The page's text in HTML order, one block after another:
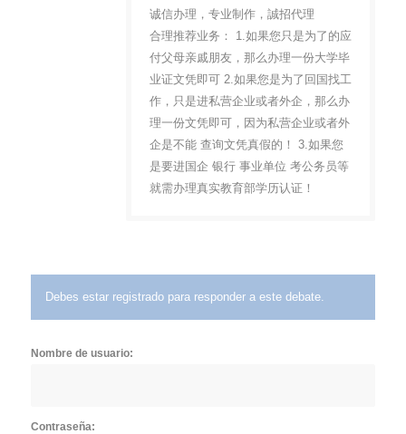
诚信办理，专业制作，誠招代理
合理推荐业务： 1.如果您只是为了的应
付父母亲戚朋友，那么办理一份大学毕
业证文凭即可 2.如果您是为了回国找工
作，只是进私营企业或者外企，那么办
理一份文凭即可，因为私营企业或者外
企是不能 查询文凭真假的！ 3.如果您
是要进国企 银行 事业单位 考公务员等
就需办理真实教育部学历认证！
Debes estar registrado para responder a este debate.
Nombre de usuario:
Contraseña: